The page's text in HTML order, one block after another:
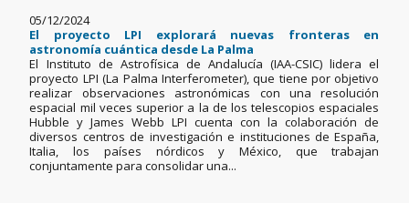
05/12/2024
El proyecto LPI explorará nuevas fronteras en
astronomía cuántica desde La Palma
El Instituto de Astrofísica de Andalucía (IAA-CSIC) lidera el
proyecto LPI (La Palma Interferometer), que tiene por objetivo
realizar observaciones astronómicas con una resolución
espacial mil veces superior a la de los telescopios espaciales
Hubble y James Webb LPI cuenta con la colaboración de
diversos centros de investigación e instituciones de España,
Italia, los países nórdicos y México, que trabajan
conjuntamente para consolidar una...